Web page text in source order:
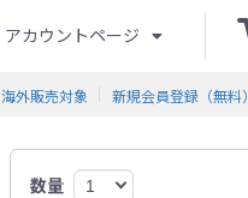
アカウントページ
海外販売対象 新規会員登録（無料）
数量